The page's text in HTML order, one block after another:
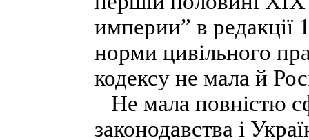
империи” в редакції
норми цивільного
кодексу не мала й
Не мала повністю
законодавства і